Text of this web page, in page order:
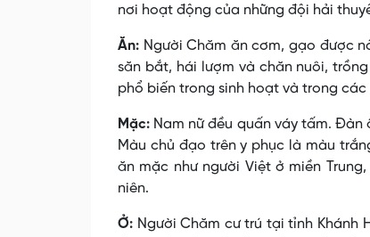
nơi hoạt động của những đội hải
Ăn: Người Chăm ăn cơm, gạo được
săn bắt, hái lượm và chăn nuôi,
phổ biến trong sinh hoạt và trong
Mặc: Nam nữ đều quấn váy tấm.
Màu chủ đạo trên y phục là màu
ăn mặc như người Việt ở miền
niên.
Ở: Người Chăm cư trú tại tỉnh Khánh